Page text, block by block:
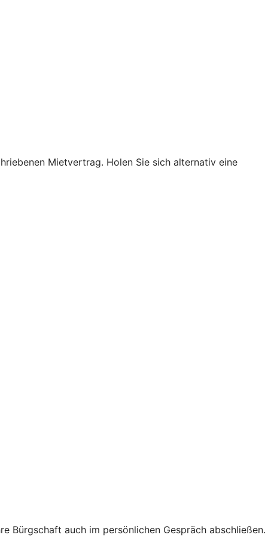
Mietvertrag. Holen Sie sich alternativ eine
Bürgschaft auch im persönlichen Gespräch abschließen.